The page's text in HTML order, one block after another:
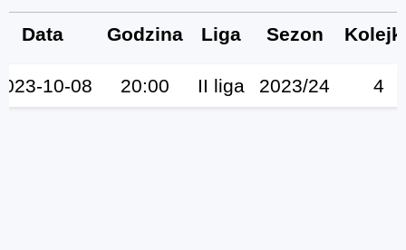
Data Godzina Liga Sezon
10-08 20:00 II liga 2023/24 4